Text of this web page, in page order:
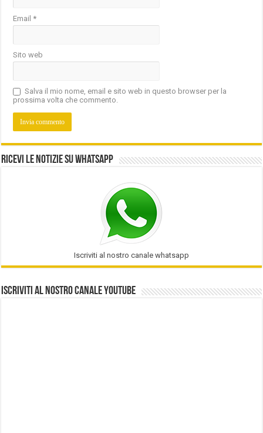
Email*
Sito web
Salva il mio nome, email e sito web in questo browser per la
prossima volta che commento.
Ricevi le notizie su Whatsapp
Iscriviti al nostro canale whatsapp
Iscriviti al nostro Canale Youtube